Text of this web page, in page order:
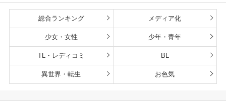
総合ランキング メディア化
少女・女性 少年・青年
TL・レディコミ BL
異世界・転生 お色気